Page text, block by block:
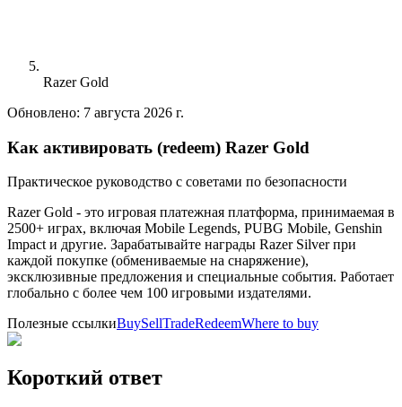
Razer Gold
Обновлено: 7 августа 2026 г.
Как активировать (redeem) Razer Gold
Практическое руководство с советами по безопасности
Razer Gold - это игровая платежная платформа, принимаемая в
2500+ играх, включая Mobile Legends, PUBG Mobile, Genshin
Impact и другие. Зарабатывайте награды Razer Silver при
каждой покупке (обмениваемые на снаряжение),
эксклюзивные предложения и специальные события. Работает
глобально с более чем 100 игровыми издателями.
Полезные ссылкиBuySellTradeRedeemWhere to buy
Короткий ответ